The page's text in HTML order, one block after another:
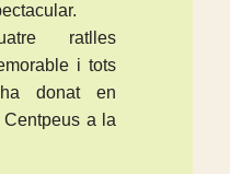
ratlles
i tots
donat en
a la